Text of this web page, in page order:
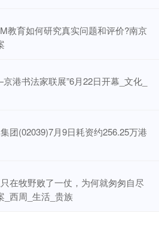
教育如何研究真实问题和评价?南京
港书法家联展”6月22日开幕_文化_
团(02039)7月9日耗资约256.25万港
在牧野败了一仗，为何就匆匆自尽
_西周_生活_贵族